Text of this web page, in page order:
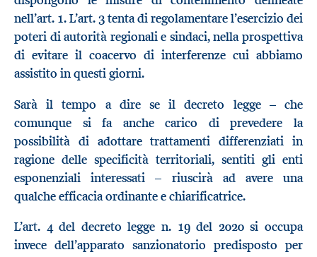
nell’art. 1. L’art. 3 tenta di regolamentare l’esercizio dei
poteri di autorità regionali e sindaci, nella prospettiva
di evitare il coacervo di interferenze cui abbiamo
assistito in questi giorni.
Sarà il tempo a dire se il decreto legge – che
comunque si fa anche carico di prevedere la
possibilità di adottare trattamenti differenziati in
ragione delle specificità territoriali, sentiti gli enti
esponenziali interessati – riuscirà ad avere una
qualche efficacia ordinante e chiarificatrice.
L’art. 4 del decreto legge n. 19 del 2020 si occupa
invece dell’apparato sanzionatorio predisposto per